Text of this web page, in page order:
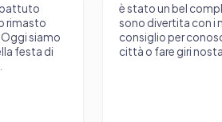
è stato un bel compleanno, mi
sono divertita con i miei amici. lo
consiglio per conoscere nuove
città o fare giri nostalgici della...